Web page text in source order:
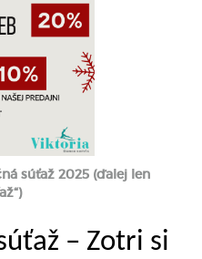
súťaž 2025 (ďalej len
– Zotri si